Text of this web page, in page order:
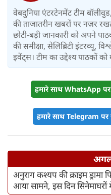
वेबदुनिया एंटरटेनमेंट टीम
की ताजातरीन खबरों पर नज़र
छोटी-बड़ी जानकारी को अपने
की समीक्षा, सेलिब्रिटी इंटरव्यू,
इवेंट्स। टीम का उद्देश्य पाठकों
हमारे साथ WhatsApp
हमारे साथ Telegram
अनुराग कश्यप की क्राइम ड्रामा
आया सामने, इस दिन